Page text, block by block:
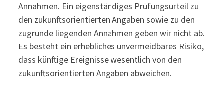
Annahmen. Ein eigenständiges Prüfungsurteil zu
den zukunftsorientierten Angaben sowie zu den
zugrunde liegenden Annahmen geben wir nicht ab.
Es besteht ein erhebliches unvermeidbares Risiko,
dass künftige Ereignisse wesentlich von den
zukunftsorientierten Angaben abweichen.